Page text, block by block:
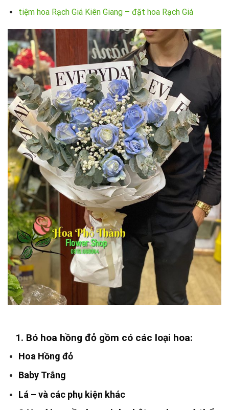
tiệm hoa Rạch Giá Kiên Giang – đặt hoa Rạch Giá
1. Bó hoa hồng đỏ gồm có các loại hoa:
Hoa Hồng đỏ
Baby Trắng
Lá – và các phụ kiện khác